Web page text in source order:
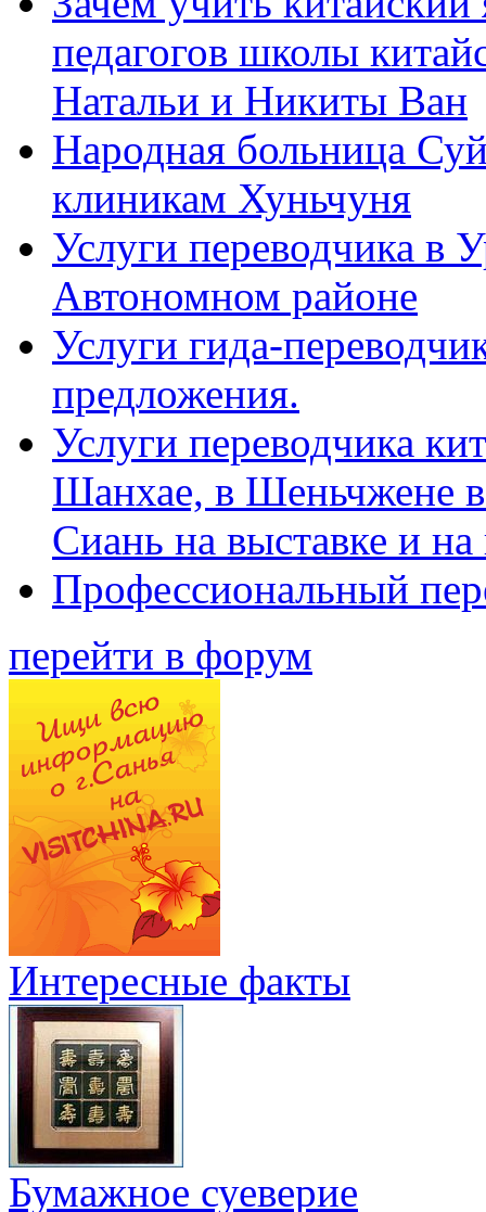
педагогов школы
Натальи и Никиты Ван
Народная больница
клиникам Хуньчуня
Услуги переводчика в
Автономном районе
Услуги гида-
предложения.
Услуги переводчика
Шанхае, в Шеньчжене
Сиань на выставке и
Профессиональный
перейти в форум
Интересные факты
Бумажное суеверие